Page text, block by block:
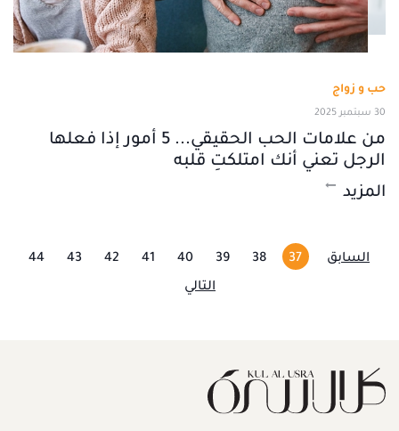
حب و زواج
30 سبتمبر 2025
من علامات الحب الحقيقي... 5 أمور إذا فعلها
الرجل تعني أنك امتلكتِ قلبه
المزيد
السابق 37
38
39
40
41
42
43
44
التالي